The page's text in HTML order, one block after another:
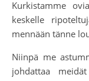
Kurkistamme
keskelle
mennään tänne
Niinpä me
johdattaa